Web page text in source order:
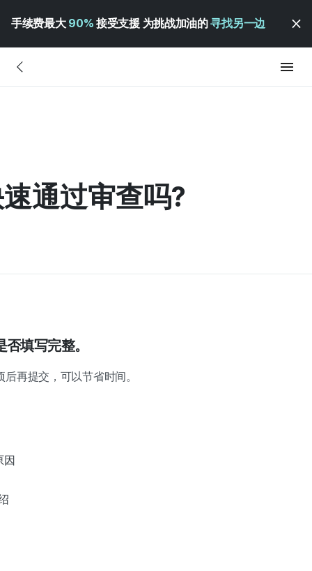
手续费最大 90% 接受支援 为挑战加油的寻找另一边
通过审查吗?
填写完整。
再提交，可以节省时间。
因